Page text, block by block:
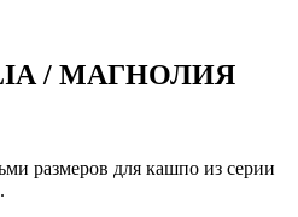
/ МАГНОЛИЯ
размеров для кашпо из серии